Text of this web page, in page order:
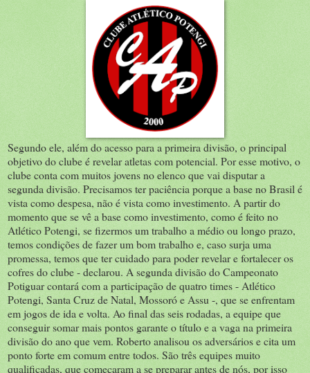
Segundo ele, além do acesso para a primeira divisão, o principal
objetivo do clube é revelar atletas com potencial. Por esse motivo, o
clube conta com muitos jovens no elenco que vai disputar a
segunda divisão. Precisamos ter paciência porque a base no Brasil é
vista como despesa, não é vista como investimento. A partir do
momento que se vê a base como investimento, como é feito no
Atlético Potengi, se fizermos um trabalho a médio ou longo prazo,
temos condições de fazer um bom trabalho e, caso surja uma
promessa, temos que ter cuidado para poder revelar e fortalecer os
cofres do clube - declarou. A segunda divisão do Campeonato
Potiguar contará com a participação de quatro times - Atlético
Potengi, Santa Cruz de Natal, Mossoró e Assu -, que se enfrentam
em jogos de ida e volta. Ao final das seis rodadas, a equipe que
conseguir somar mais pontos garante o título e a vaga na primeira
divisão do ano que vem. Roberto analisou os adversários e cita um
ponto forte em comum entre todos. São três equipes muito
qualificadas, que começaram a se preparar antes de nós, por isso